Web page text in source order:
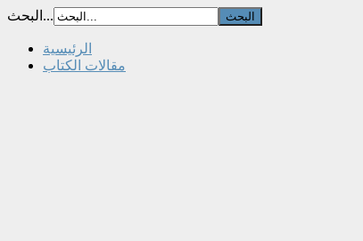
البحث...
الرئيسية
مقالات الكتاب